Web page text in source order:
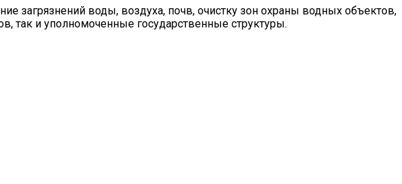
воды, воздуха, почв, очистку зон охраны водных объектов,
так и уполномоченные государственные структуры.